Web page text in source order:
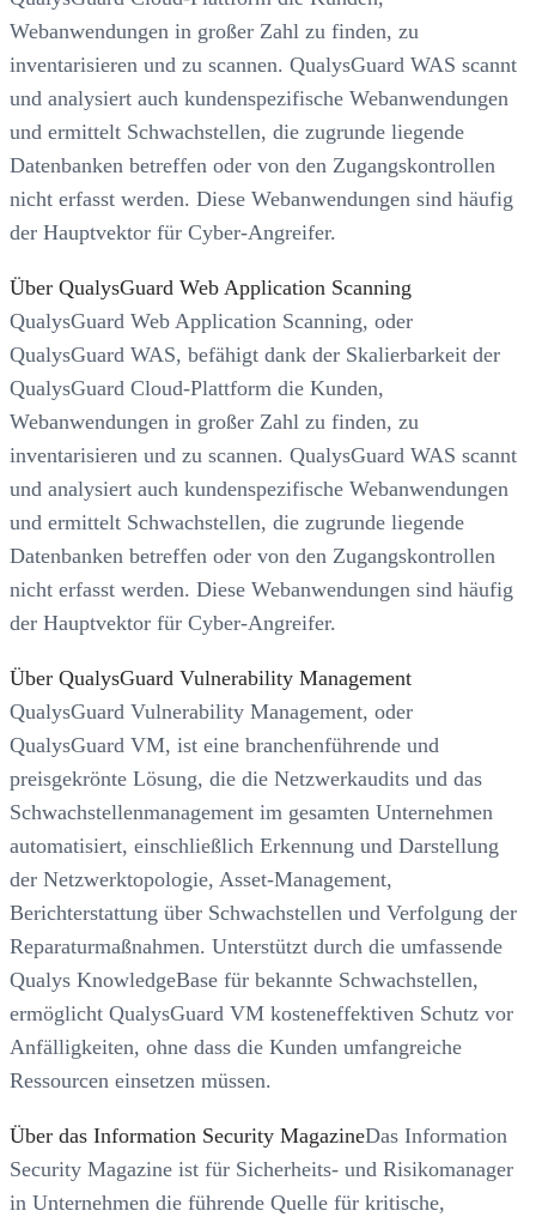
Webanwendungen in großer Zahl zu finden, zu
inventarisieren und zu scannen. QualysGuard WAS scannt
und analysiert auch kundenspezifische Webanwendungen
und ermittelt Schwachstellen, die zugrunde liegende
Datenbanken betreffen oder von den Zugangskontrollen
nicht erfasst werden. Diese Webanwendungen sind häufig
der Hauptvektor für Cyber-Angreifer.
Über QualysGuard Web Application Scanning
QualysGuard Web Application Scanning, oder
QualysGuard WAS, befähigt dank der Skalierbarkeit der
QualysGuard Cloud-Plattform die Kunden,
Webanwendungen in großer Zahl zu finden, zu
inventarisieren und zu scannen. QualysGuard WAS scannt
und analysiert auch kundenspezifische Webanwendungen
und ermittelt Schwachstellen, die zugrunde liegende
Datenbanken betreffen oder von den Zugangskontrollen
nicht erfasst werden. Diese Webanwendungen sind häufig
der Hauptvektor für Cyber-Angreifer.
Über QualysGuard Vulnerability Management
QualysGuard Vulnerability Management, oder
QualysGuard VM, ist eine branchenführende und
preisgekrönte Lösung, die die Netzwerkaudits und das
Schwachstellenmanagement im gesamten Unternehmen
automatisiert, einschließlich Erkennung und Darstellung
der Netzwerktopologie, Asset-Management,
Berichterstattung über Schwachstellen und Verfolgung der
Reparaturmaßnahmen. Unterstützt durch die umfassende
Qualys KnowledgeBase für bekannte Schwachstellen,
ermöglicht QualysGuard VM kosteneffektiven Schutz vor
Anfälligkeiten, ohne dass die Kunden umfangreiche
Ressourcen einsetzen müssen.
Über das Information Security MagazineDas Information
Security Magazine ist für Sicherheits- und Risikomanager
in Unternehmen die führende Quelle für kritische,